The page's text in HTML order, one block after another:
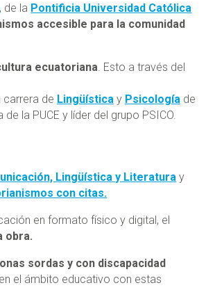
, de la Pontificia Universidad Católica
accesible para la comunidad
ecuatoriana. Esto a través del
carrera de Lingüísticay Psicologíade
la PUCE y líder del grupo PSICO.
Lingüística y Literatura y
con citas.
en formato físico y digital, el
obra.
sordas y con discapacidad
el ámbito educativo con estas